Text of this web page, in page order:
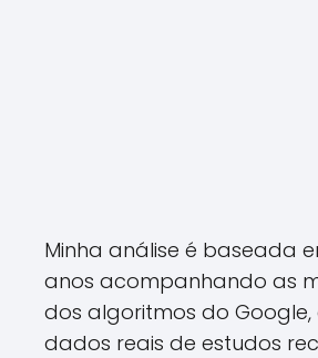
Minha análise é baseada
anos acompanhando as
dos algoritmos do Google,
dados reais de estudos